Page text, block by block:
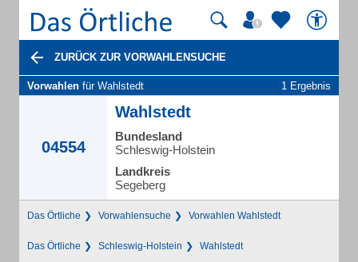
ZURÜCK ZUR VORWAHLENSUCHE
Vorwahlen für Wahlstedt 1 Ergebnis
04554
Wahlstedt
Bundesland
Schleswig-Holstein
Landkreis
Segeberg
Das Örtliche Vorwahlensuche Vorwahlen Wahlstedt
Das Örtliche Schleswig-Holstein Wahlstedt